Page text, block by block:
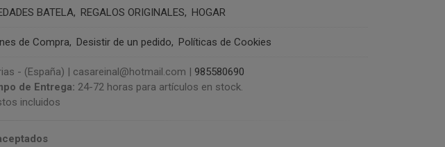
BATELA REGALOS ORIGINALES HOGAR
de Compra Desistir de un pedido Políticas de Cookies
- (España) | casareinal@hotmail.com | 985580690
de Entrega: 24-72 horas para artículos en stock.
incluidos